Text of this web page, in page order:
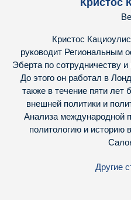
Кристос
Кристос
руководит Региональным
Эберта по сотрудничеству
До этого он работал в
также в течение пяти лет
внешней политики и
Анализа международной
политологию и историю
Другие